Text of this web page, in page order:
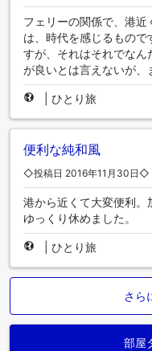
フェリーの関係で、港
は、時代を感じるもので
すが、それはそれでな
が良いとは言えないが、
ひとり旅
便利な純和風
◇投稿日 2016年11月30日◇
港から近くて大変便利。
ゆっくり休めました。
ひとり旅
さら
部屋